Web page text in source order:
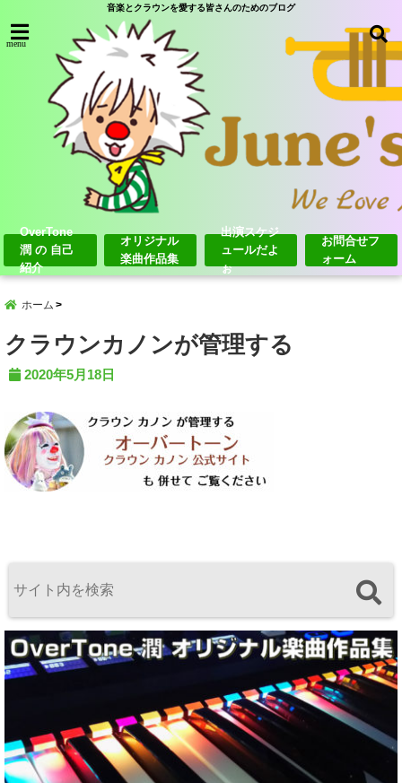
音楽とクラウンを愛する皆さんのためのブログ
menu
OverTone
潤 の 自己
紹介
オリジナル
楽曲作品集
出演スケジ
ュールだよ
ぉ
お問合せフ
ォーム
ホーム
クラウンカノンが管理する
2020年5月18日